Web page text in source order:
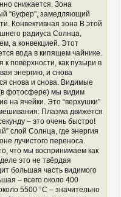
снижается. Зона
“буфер”, замедляющий
Конвективная зона В этой
радиуса Солнца,
а конвекцией. Этот
вода в кипящем чайнике.
поверхности, как пузыри в
энергию, и снова
снова и снова. Видимые
фотосфере) мы видим
на ячейки. Это “верхушки”
Плазма движется
– это очень быстро!
слой Солнца, где энергия
лучистого переноса.
что мы воспринимаем как
это не твёрдая
большая часть видимого
– всего около 400
5500 °C – значительно